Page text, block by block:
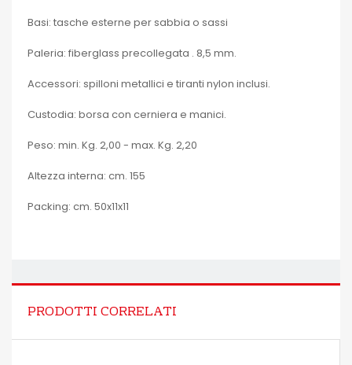
Basi: tasche esterne per sabbia o sassi
Paleria: fiberglass precollegata . 8,5 mm.
Accessori: spilloni metallici e tiranti nylon inclusi.
Custodia: borsa con cerniera e manici.
Peso: min. Kg. 2,00 - max. Kg. 2,20
Altezza interna: cm. 155
Packing: cm. 50x11x11
PRODOTTI CORRELATI